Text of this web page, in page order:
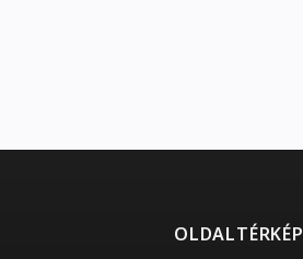
OLDALTÉRKÉP